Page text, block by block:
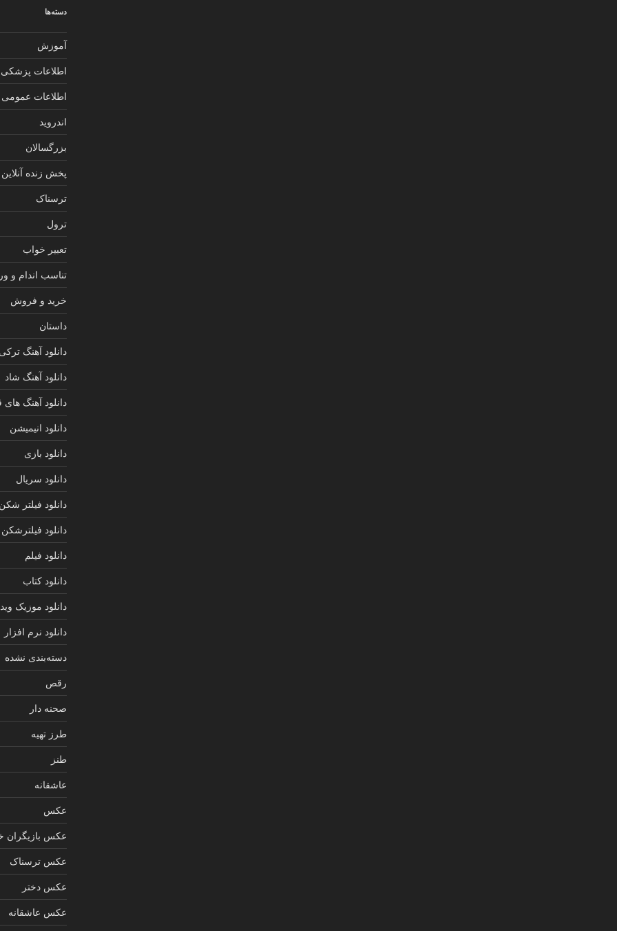
دسته‌ها
آموزش
اطلاعات پزشکی
اطلاعات عمومی
اندروید
بزرگسالان
پخش زنده آنلاین
ترسناک
ترول
تعبیر خواب
تناسب اندام و
خرید و فروش
داستان
دانلود آهنگ
دانلود آهنگ شاد
دانلود آهنگ
دانلود انیمیشن
دانلود بازی
دانلود سریال
دانلود فیلتر
دانلود فیلترشکن
دانلود فیلم
دانلود کتاب
دانلود موزیک
دانلود نرم افزار
دسته‌بندی نشده
رقص
صحنه دار
طرز تهیه
طنز
عاشقانه
عکس
عکس بازیگران
عکس ترسناک
عکس دختر
عکس عاشقانه